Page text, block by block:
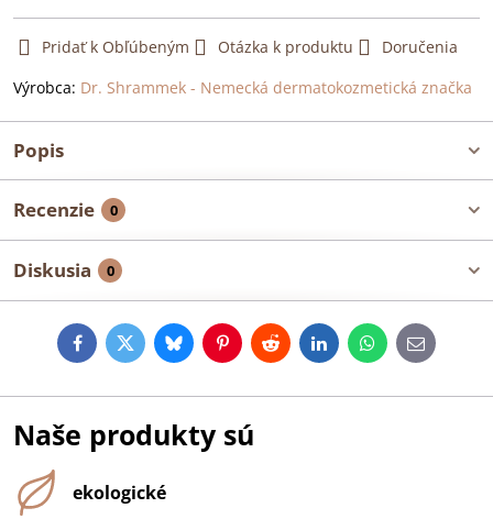
Pridať k Obľúbeným Otázka k produktu
Doručenia
Výrobca: Dr. Shrammek - Nemecká dermatokozmetická značka
Popis
Recenzie 0
Diskusia 0
FacebookTwitterBlueskyPinterestRedditLinkedInWhatsApp
E-
mail
Naše produkty sú
ekologické